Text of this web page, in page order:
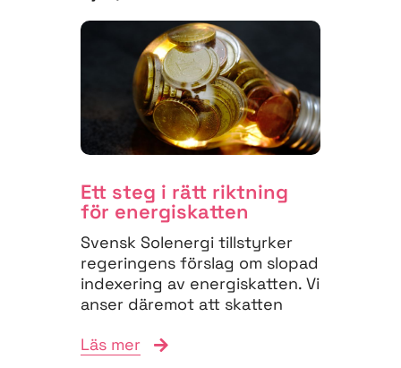
Ett steg i rätt riktning
för energiskatten
Svensk Solenergi tillstyrker
regeringens förslag om slopad
indexering av energiskatten. Vi
anser däremot att skatten
att...
Läs mer